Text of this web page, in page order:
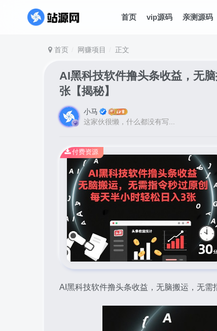
首页 vip源码 亲测源码
首页 网赚项目 正文
AI黑科技软件撸头条收益，无
张【揭秘】
小马
这家伙很懒，什么都没有写...
付费资源
AI黑科技软件撸头条收益，无脑搬运，无需